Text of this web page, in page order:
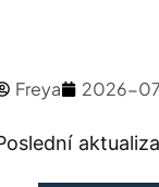
Freya 2026-